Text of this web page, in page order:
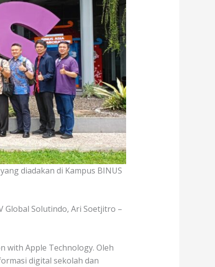
diadakan di Kampus BINUS
Global Solutindo, Ari Soetjitro –
with Apple Technology. Oleh
digital sekolah dan